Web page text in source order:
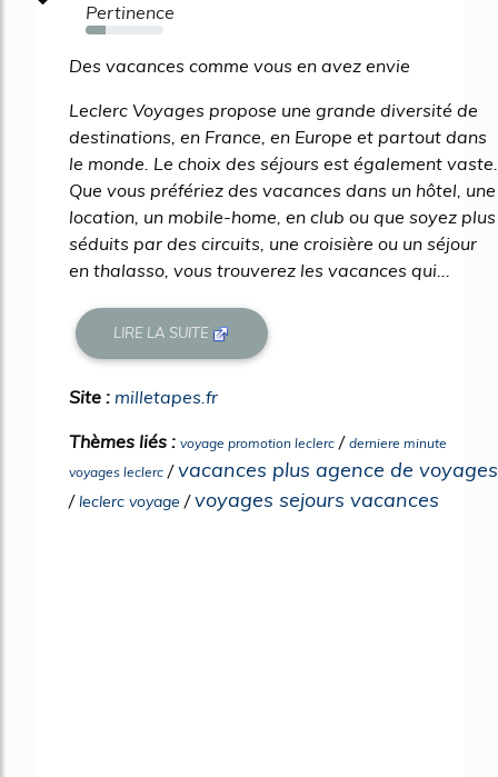
Pertinence
26%
Des vacances comme vous en avez envie
Leclerc Voyages propose une grande diversité de
destinations, en France, en Europe et partout dans
le monde. Le choix des séjours est également vaste.
Que vous préfériez des vacances dans un hôtel, une
location, un mobile-home, en club ou que soyez plus
séduits par des circuits, une croisière ou un séjour
en thalasso, vous trouverez les vacances qui...
LIRE LA SUITE
Site : milletapes.fr
Thèmes liés : voyage promotion leclerc / derniere minute
voyages leclerc /vacances plus agence de voyages
/leclerc voyage /voyages sejours vacances